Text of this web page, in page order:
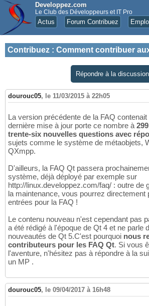
Developpez.com
Le Club des Développeurs et IT Pro
Actus Forum Contribuez
Contribuez : Comment contribuer
Répondre à la discussion
dourouc05, le 11/03/2015 à 22h05
La version précédente de la FAQ
dernière mise à jour porte ce nombre à 299
trente-six nouvelles questions avec
sujets comme le système de métaobjets,
QXmpp.
D'ailleurs, la FAQ Qt passera
système, déjà déployé par exemple sur
http://linux.developpez.com/faq/ : outre de
la maintenance, vous pourrez directement
entrées pour la FAQ !
Le contenu nouveau n'est cependant pas
a été rédigé à l'époque de Qt 4 et ne parle
nouveautés de Qt 5.C'est pourquoi nous
contributeurs pour les FAQ Qt. Si vous
l'aventure, n'hésitez pas à répondre à la
un MP .
dourouc05, le 09/04/2017 à 16h48